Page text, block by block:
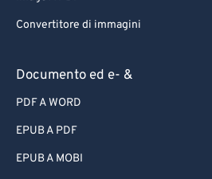
Convertitore di immagini
Documento ed e- &
PDF A WORD
EPUB A PDF
EPUB A MOBI